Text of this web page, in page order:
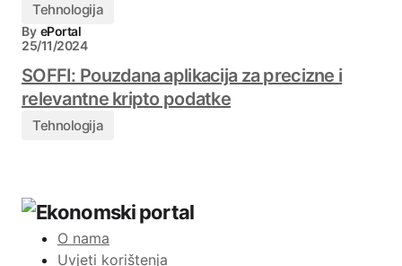
Tehnologija
By ePortal
25/11/2024
SOFFI: Pouzdana aplikacija za precizne i
relevantne kripto podatke
Tehnologija
O nama
Uvjeti korištenja